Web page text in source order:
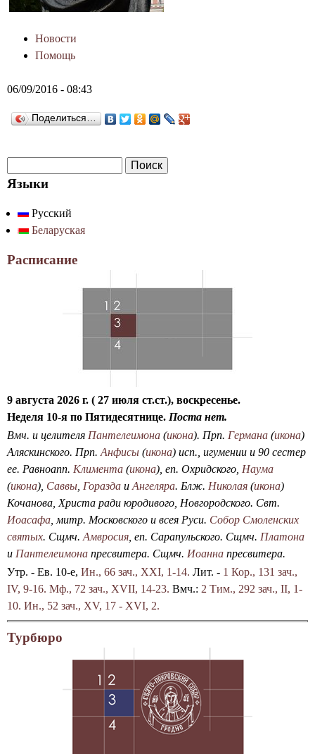
Новости
Помощь
06/09/2016 - 08:43
Поделиться…
Ф
р
м
а
о
с
к
Языки
Русский
Беларуская
Расписание
9 августа 2026 г. ( 27 июля ст.ст.), воскресенье.
Неделя 10-я по Пятидесятнице. Поста нет.
Вмч. и целителя Пантелеимона (икона). Прп. Германа (икона)
Аляскинского. Прп. Анфисы (икона) исп., игумении и 90 сестер
ее. Равноапп. Климента (икона), еп. Охридского, Наума
(икона), Саввы Горазда и Ангеляра. Блж. Николая (икона)
Кочанова, Христа ради юродивого, Новгородского. Свт.
Иоасафа , митр. Московского и всея Руси. Собор Смоленских
святых. Сщмч. Амвросия , еп. Сарапульского. Сщмч. Платона
и Пантелеимона пресвитера. Сщмч. Иоанна пресвитера.
Утр. - Ев. 10-е, Ин., 66 зач., XXI, 1-14. Лит. - 1 Кор., 131 зач.,
IV, 9-16. Мф., 72 зач., XVII, 14-23. Вмч.: 2 Тим., 292 зач., II, 1-
10. Ин., 52 зач., XV, 17 - XVI, 2.
Турбюро